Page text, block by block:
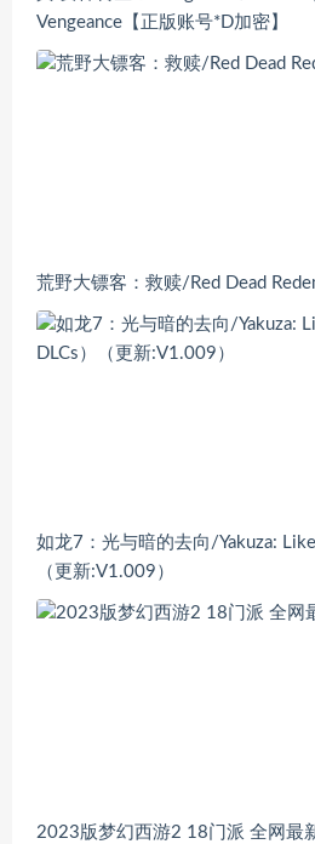
Vengeance【正版账号*D加密】
荒野大镖客：救赎/Red Dead
如龙7：光与暗的去向/Yakuza: Like
（更新:V1.009）
2023版梦幻西游2 18门派 全网最